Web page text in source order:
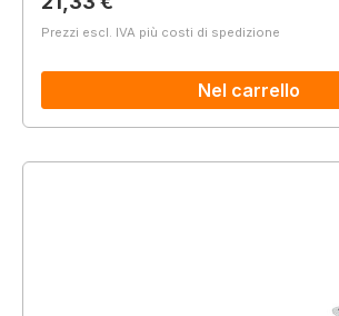
Prezzi escl. IVA più costi di spedizione
Nel carrello